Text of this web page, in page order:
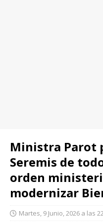
Ministra Parot
Seremis de
orden
modernizar
Martes, 9 Junio, 2026 a las